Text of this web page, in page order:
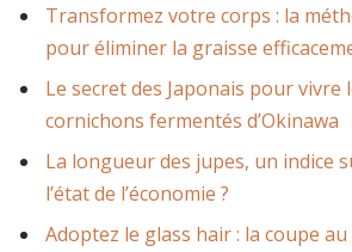
Transformez votre corps : la
pour éliminer la graisse
Le secret des Japonais pour vivre
cornichons fermentés d’Okinawa
La longueur des jupes, un indice
l’état de l’économie ?
Adoptez le glass hair : la coupe